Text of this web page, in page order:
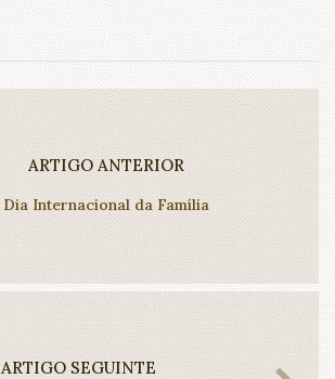
ARTIGO ANTERIOR
Dia Internacional da Família
ARTIGO SEGUINTE